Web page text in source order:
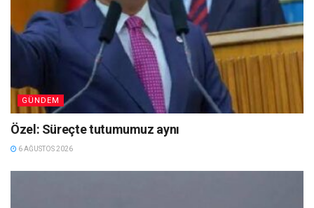
GÜNDEM
Özel: Süreçte tutumumuz aynı
6 AĞUSTOS 2026